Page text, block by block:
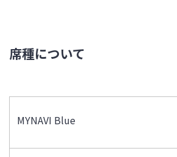
席種について
MYNAVI Blue